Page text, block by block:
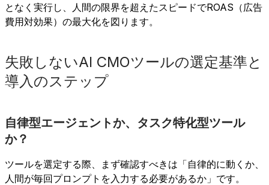
となく実行し、人間の限界を超えたスピードでROAS（広告
費用対効果）の最大化を図ります。
失敗しないAI CMOツールの選定基準と
導入のステップ
自律型エージェントか、タスク特化型ツール
か？
ツールを選定する際、まず確認すべきは「自律的に動くか、
人間が毎回プロンプトを入力する必要があるか」です。